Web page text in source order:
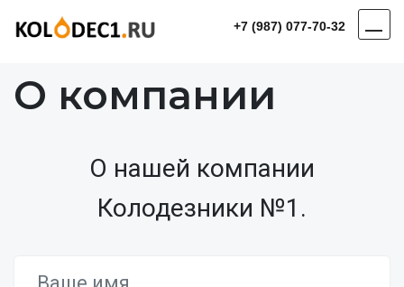
+7 (987) 077-70-32
О компании
О нашей компании
Колодезники №1.